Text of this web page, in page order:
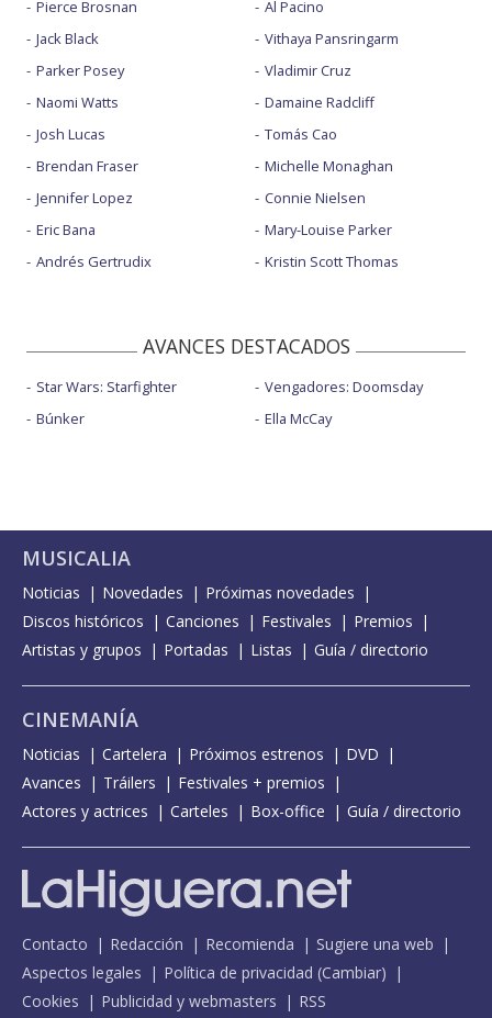
Pierce Brosnan
Jack Black
Parker Posey
Naomi Watts
Josh Lucas
Brendan Fraser
Jennifer Lopez
Eric Bana
Andrés Gertrudix
Al Pacino
Vithaya Pansringarm
Vladimir Cruz
Damaine Radcliff
Tomás Cao
Michelle Monaghan
Connie Nielsen
Mary-Louise Parker
Kristin Scott Thomas
AVANCES DESTACADOS
Star Wars: Starfighter
Búnker
Vengadores: Doomsday
Ella McCay
MUSICALIA
Noticias Novedades
Próximas novedades
Discos históricos
Canciones Festivales
Premios
Artistas y grupos
Portadas Listas Guía / directorio
CINEMANÍA
Noticias Cartelera Próximos estrenos
DVD
Avances
Tráilers
Festivales + premios
Actores y actrices
Carteles Box-office Guía / directorio
Contacto Redacción Recomienda
Sugiere una web
Aspectos legales
Política de privacidad (Cambiar)
Cookies
Publicidad y webmasters RSS